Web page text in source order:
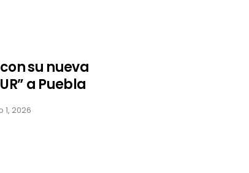
su nueva
a Puebla
1, 2026